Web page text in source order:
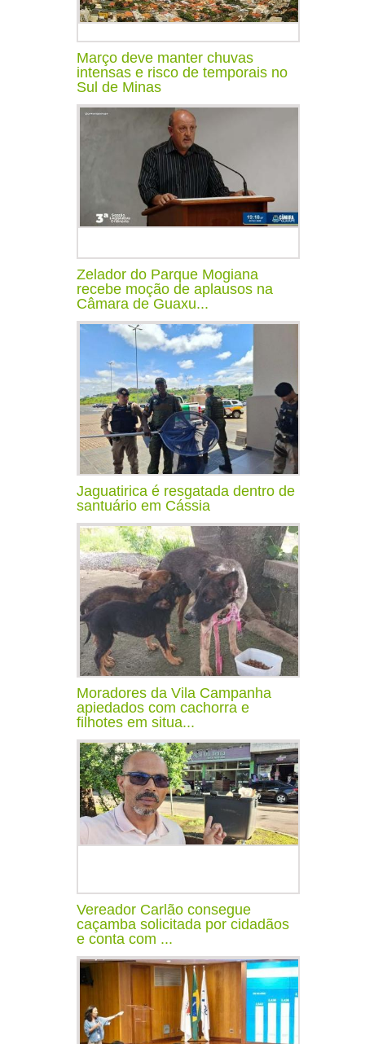
Março deve manter chuvas
intensas e risco de temporais no
Sul de Minas
Zelador do Parque Mogiana
recebe moção de aplausos na
Câmara de Guaxu...
Jaguatirica é resgatada dentro de
santuário em Cássia
Moradores da Vila Campanha
apiedados com cachorra e
filhotes em situa...
Vereador Carlão consegue
caçamba solicitada por cidadãos
e conta com ...